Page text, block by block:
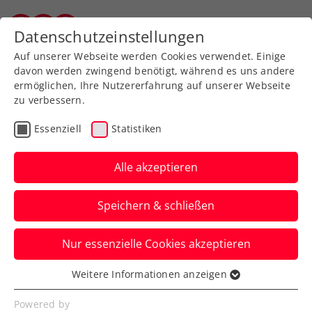
Turniere
Erler/Miedler: „Das
Marrakesch-Finale will
uns anscheinend nicht“
Österreichs Spitzendoppel wird beim
ATP-250-Turnier in Marokko wie 2023 im
Endspiel gestoppt.
Verfasst von: Manuel Wachta, 06.04.2024
Datenschutzeinstellungen
Auf unserer Webseite werden Cookies verwendet. Einige
davon werden zwingend benötigt, während es uns andere
ermöglichen, Ihre Nutzererfahrung auf unserer Webseite
zu verbessern.
Essenziell Statistiken
Alle akzeptieren
Speichern & schließen
Nur essenzielle Cookies akzeptieren
Essenziell
Essenzielle Cookies werden für grundlegende
Weitere Informationen anzeigen
Powered by